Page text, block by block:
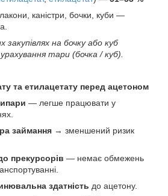
каністри, бочки, куби —
на бочку або куб
тари (бочка / куб).
та етилацетату перед ацетоном
— легше працювати у
займання → зменшений ризик
прекурсорів — немає обмежень
здатність до ацетону.